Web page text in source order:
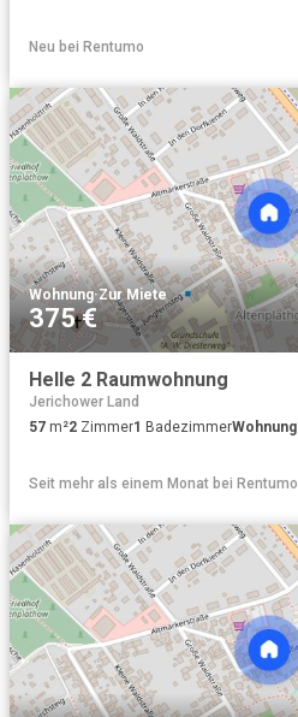
Neu bei Rentumo
Wohnung·Zur Miete
375 €
Helle 2 Raumwohnung
Jerichower Land
57 m²2 Zimmer1 BadezimmerWohnung
Seit mehr als einem Monat bei Rentumo